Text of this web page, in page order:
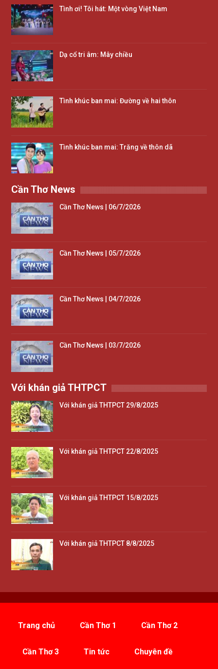
Tình ơi! Tôi hát: Một vòng Việt Nam
Dạ cổ tri âm: Mây chiều
Tình khúc ban mai: Đường về hai thôn
Tình khúc ban mai: Trăng về thôn dã
Cần Thơ News
Cần Thơ News | 06/7/2026
Cần Thơ News | 05/7/2026
Cần Thơ News | 04/7/2026
Cần Thơ News | 03/7/2026
Với khán giả THTPCT
Với khán giả THTPCT 29/8/2025
Với khán giả THTPCT 22/8/2025
Với khán giả THTPCT 15/8/2025
Với khán giả THTPCT 8/8/2025
Trang chủ Cần Thơ 1 Cần Thơ 2
Cần Thơ 3 Tin tức Chuyên đề